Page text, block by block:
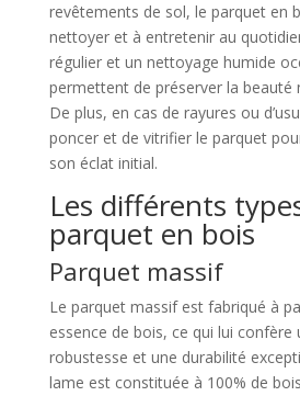
revêtements de sol, le parquet en
nettoyer et à entretenir au
régulier et un nettoyage humide
permettent de préserver la beauté
De plus, en cas de rayures ou
poncer et de vitrifier le parquet
son éclat initial.
Les différents
parquet en bois
Parquet massif
Le parquet massif est fabriqué à
essence de bois, ce qui lui confère
robustesse et une durabilité
lame est constituée à 100% de